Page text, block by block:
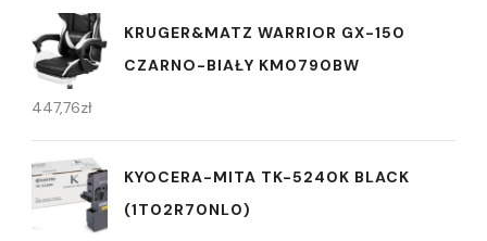
KRUGER&MATZ WARRIOR GX-150
CZARNO-BIAŁY KM0790BW
447,76zł
KYOCERA-MITA TK-5240K BLACK
(1T02R70NL0)